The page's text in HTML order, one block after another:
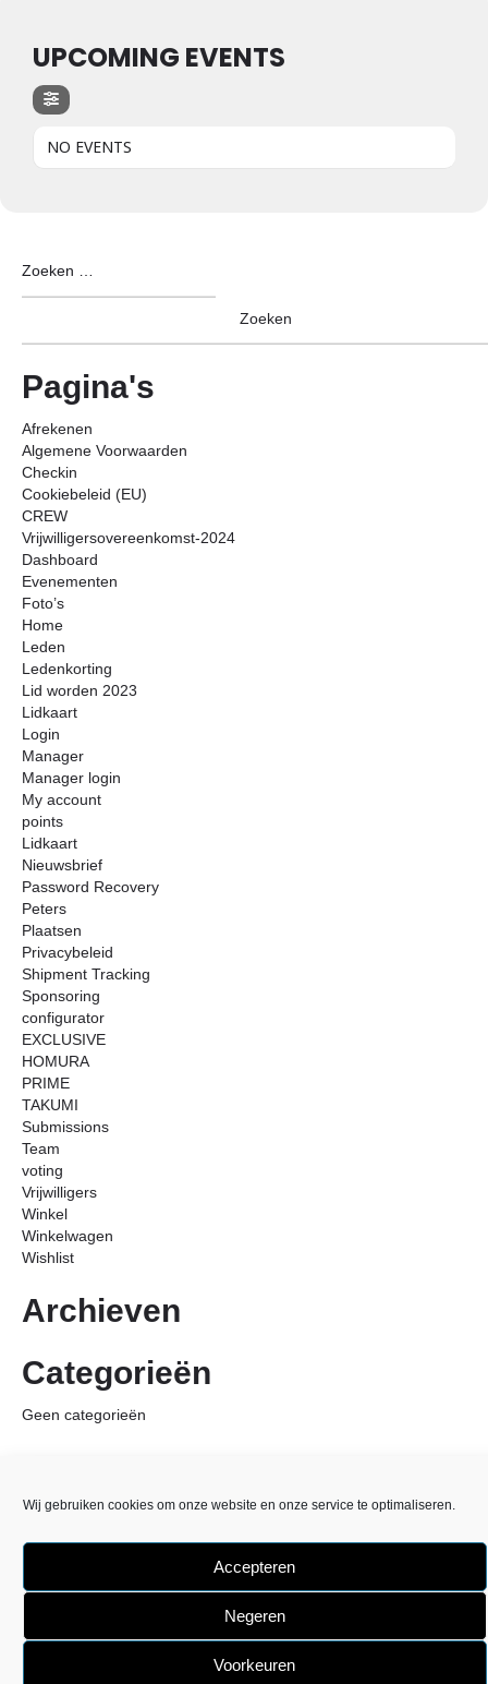
Wij gebruiken cookies om onze website en onze service te optimaliseren.
Accepteren
Negeren
Voorkeuren
UPCOMING EVENTS
NO EVENTS
Pagina's
Afrekenen
Algemene Voorwaarden
Checkin
Cookiebeleid (EU)
CREW
Vrijwilligersovereenkomst-2024
Dashboard
Evenementen
Foto’s
Home
Leden
Ledenkorting
Lid worden 2023
Lidkaart
Login
Manager
Manager login
My account
points
Lidkaart
Nieuwsbrief
Password Recovery
Peters
Plaatsen
Privacybeleid
Shipment Tracking
Sponsoring
configurator
EXCLUSIVE
HOMURA
PRIME
TAKUMI
Submissions
Team
voting
Vrijwilligers
Winkel
Winkelwagen
Wishlist
Archieven
Categorieën
Geen categorieën